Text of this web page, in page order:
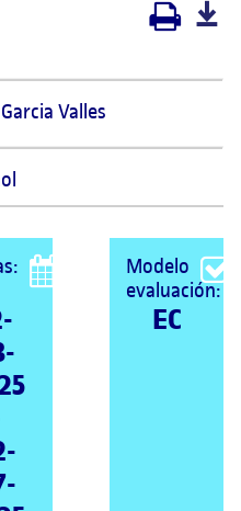
Valles
Modelo
evaluación:
EC